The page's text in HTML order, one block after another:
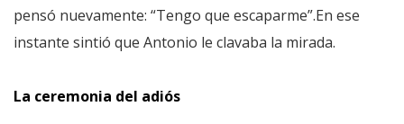
pensó nuevamente: “Tengo que escaparme”.En ese
instante sintió que Antonio le clavaba la mirada.
La ceremonia del adiós